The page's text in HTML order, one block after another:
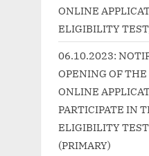
ONLINE
ELIGIBILITY
06.10.2023:
OPENING OF THE
ONLINE
PARTICIPATE IN
ELIGIBILITY
(PRIMARY)